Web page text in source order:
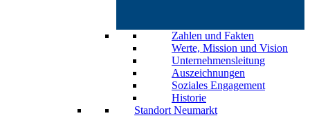
Zahlen und Fakten
Werte, Mission und Vision
Unternehmensleitung
Auszeichnungen
Soziales Engagement
Historie
Standort Neumarkt